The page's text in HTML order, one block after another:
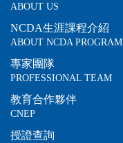
ABOUT US
NCDA生涯課程介紹
ABOUT NCDA PROGRAM
專家團隊
PROFESSIONAL TEAM
教育合作夥伴
CNEP
授證查詢